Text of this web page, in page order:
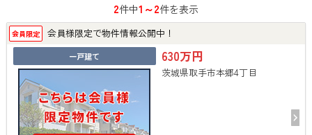
2件中1～2件を表示
会員限定 会員様限定で物件情報公開中！
一戸建て 630万円
茨城県取手市本郷4丁目